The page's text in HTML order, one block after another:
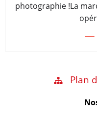
photographie !La
Plan